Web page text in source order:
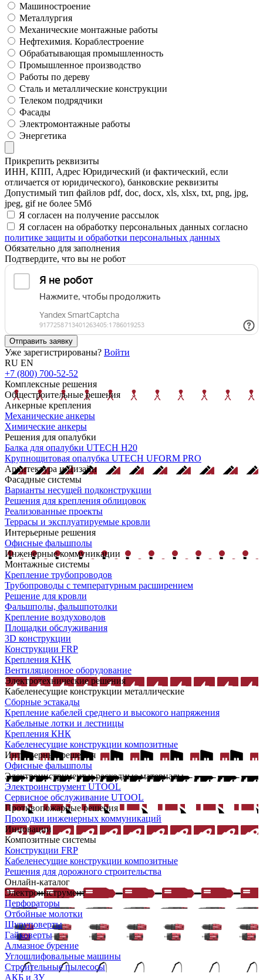
Машиностроение
Металлургия
Механические монтажные работы
Нефтехимия. Кораблестроение
Обрабатывающая промышленность
Промышленное производство
Работы по дереву
Сталь и металлические конструкции
Телеком подрядчики
Фасады
Электромонтажные работы
Энергетика
Прикрепить реквизиты
ИНН, КПП, Адрес Юридический (и фактический, если
отличается от юридического), банковские реквизиты
Допустимый тип файлов pdf, doc, docx, xls, xlsx, txt, png, jpg,
jpeg, gif не более 5Мб
Я согласен на получение рассылок
Я согласен на обработку персональных данных согласно
политике защиты и обработки персональных данных
Обязательно для заполнения
Подтвердите, что вы не робот
Отправить заявку
Уже зарегистрированы? Войти
RU EN
+7 (800) 700-52-52
Комплексные решения
Общестроительные решения
Анкерные крепления
Механические анкеры
Химические анкеры
Решения для опалубки
Балка для опалубки UTECH H20
Крупнощитовая опалубка UTECH UFORM PRO
Архитектура и Дизайн
Фасадные системы
Варианты несущей подконструкции
Решения для крепления облицовок
Реализованные проекты
Террасы и эксплуатируемые кровли
Интерьерные решения
Офисные фальшполы
Инженерные коммуникации
Монтажные системы
Крепление трубопроводов
Трубопроводы с температурным расширением
Решение для кровли
Фальшполы, фальшпотолки
Крепление воздуховодов
Площадки обслуживания
3D конструкции
Конструкции FRP
Крепления КНК
Вентиляционное оборудование
Электротехнические решения
Кабеленесущие конструкции металлические
Сборные эстакады
Крепление кабелей среднего и высокого напряжения
Кабельные лотки и лестницы
Крепления КНК
Кабеленесущие конструкции композитные
Интерьерные решения
Офисные фальшполы
Электроинструмент и расходные материалы
Электроинструмент UTOOL
Сервисное обслуживание UTOOL
Противопожарные решения
Проходки инженерных коммуникаций
Инновации
Композитные системы
Конструкции FRP
Кабеленесущие конструкции композитные
Решения для дорожного строительства
Онлайн-каталог
Электроинструмент
Перфораторы
Отбойные молотки
Шуруповерты
Гайковерты
Алмазное бурение
Углошлифовальные машины
Строительные пылесосы
АКБ и ЗУ